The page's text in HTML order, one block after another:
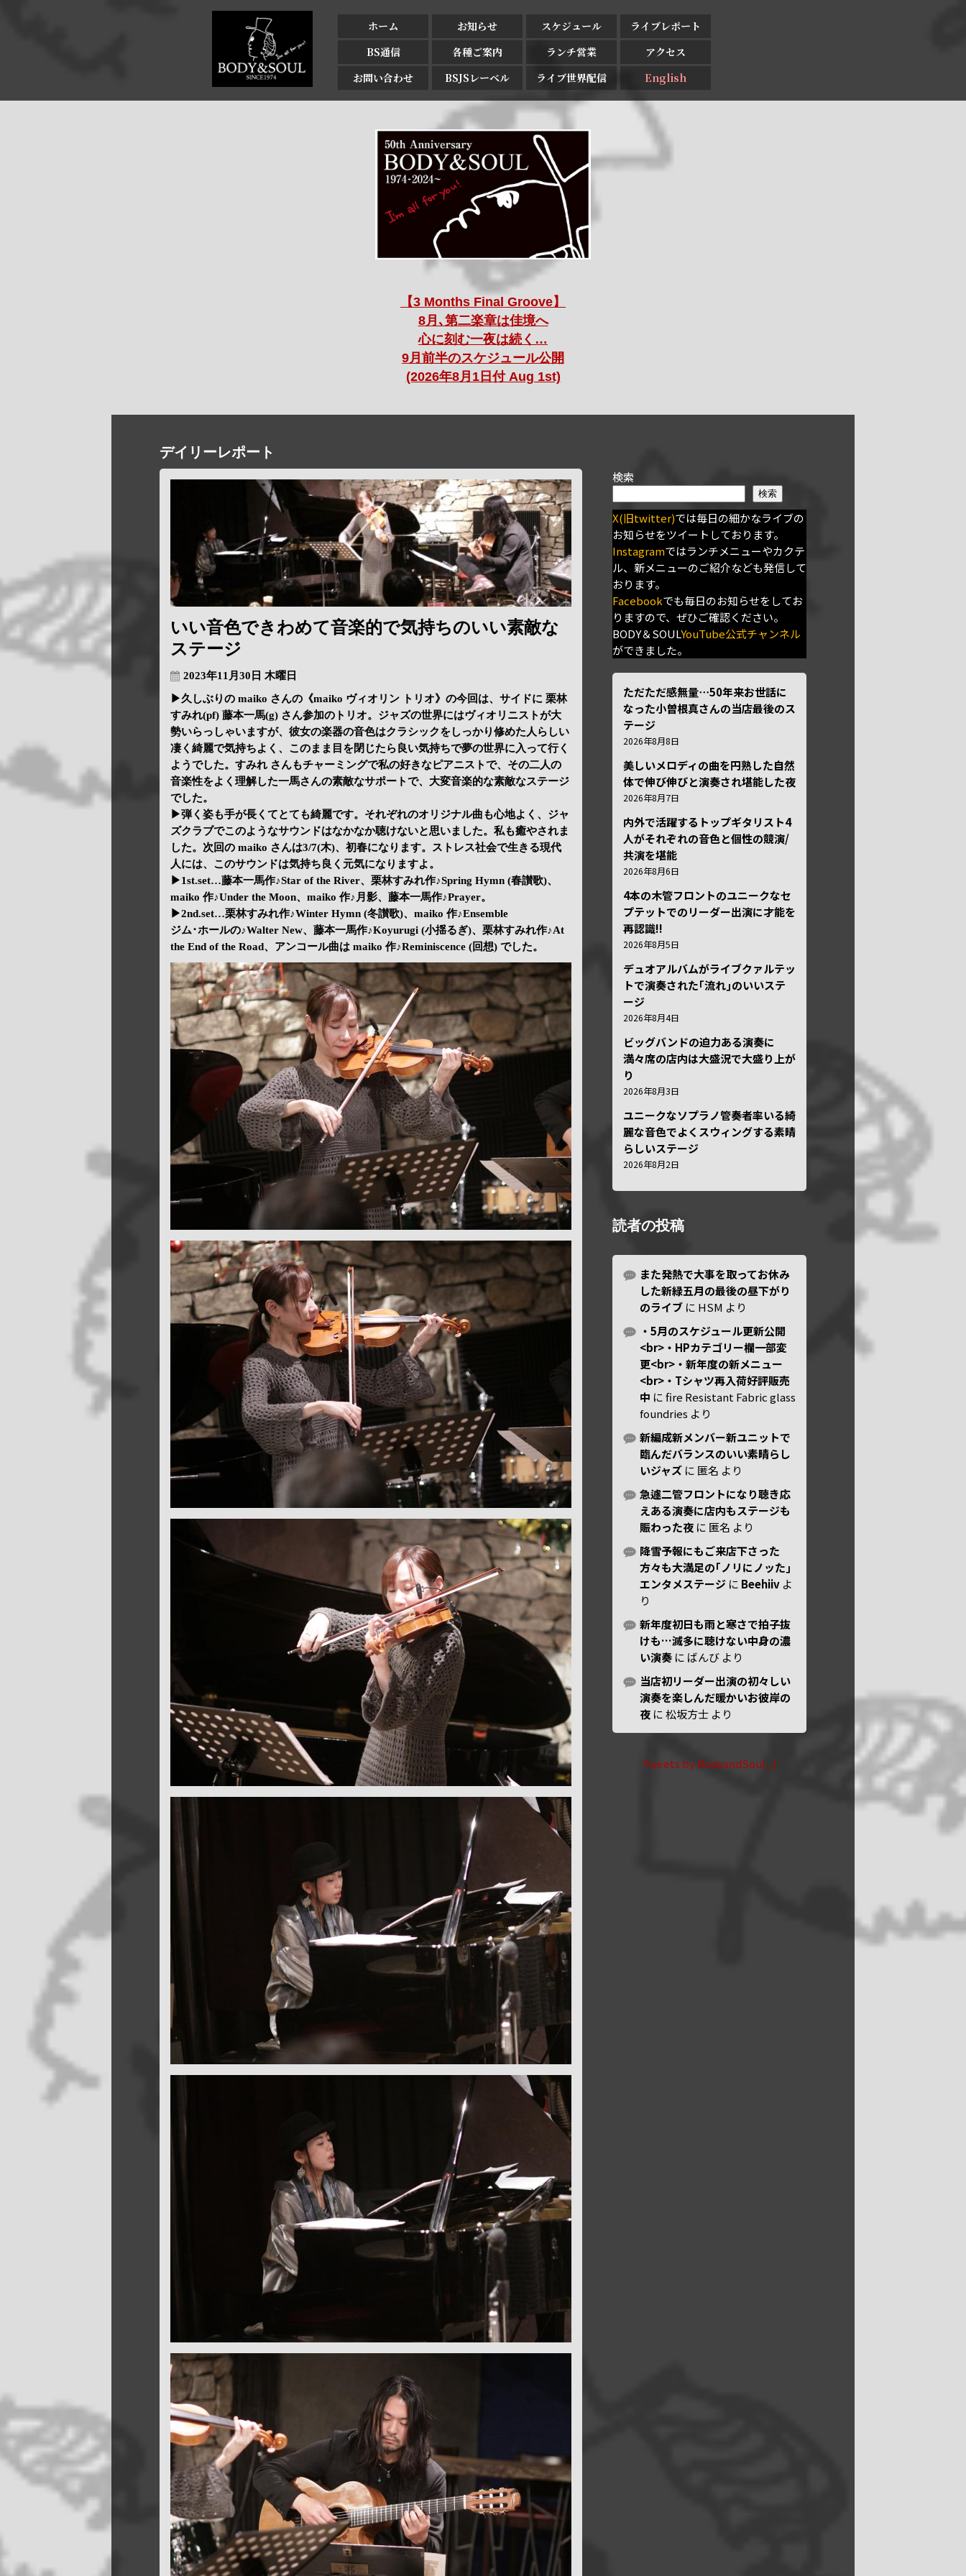
ホーム お知らせ スケジュール
ライブレポート
BS通信
各種ご案内 ランチ営業
アクセス
お問い合わせ
BSJSレーベル ライブ世界配信 English
【3 Months Final Groove】
8月､第二楽章は佳境へ
心に刻む一夜は続く…
9月前半のスケジュール公開
(2026年8月1日付 Aug 1st)
デイリーレポート
いい音色できわめて音楽的で気持ちのいい素敵な
ステージ
2023年11月30日 木曜日
▶久しぶりの maiko さんの《maiko ヴィオリン トリオ》の今回は、サイドに 栗林
すみれ(pf) 藤本一馬(g) さん参加のトリオ。ジャズの世界にはヴィオリニストが大
勢いらっしゃいますが、彼女の楽器の音色はクラシックをしっかり修めた人らしい
凄く綺麗で気持ちよく、このまま目を閉じたら良い気持ちで夢の世界に入って行く
ようでした。すみれ さんもチャーミングで私の好きなピアニストで、その二人の
音楽性をよく理解した一馬さんの素敵なサポートで、大変音楽的な素敵なステージ
でした。
▶弾く姿も手が長くてとても綺麗です。それぞれのオリジナル曲も心地よく、ジャ
ズクラブでこのようなサウンドはなかなか聴けないと思いました。私も癒やされま
した。次回の maiko さんは3/7(木)、初春になります。ストレス社会で生きる現代
人には、このサウンドは気持ち良く元気になりますよ。
▶1st.set…藤本一馬作♪Star of the River、栗林すみれ作♪Spring Hymn (春讃歌)、
maiko 作♪Under the Moon、maiko 作♪月影、藤本一馬作♪Prayer。
▶2nd.set…栗林すみれ作♪Winter Hymn (冬讃歌)、maiko 作♪Ensemble
ジム･ホールの♪Walter New、藤本一馬作♪Koyurugi (小揺るぎ)、栗林すみれ作♪At
the End of the Road、アンコール曲は maiko 作♪Reminiscence (回想) でした。
検索
検索
X(旧twitter)では毎日の細かなライブの
お知らせをツイートしております。
Instagramではランチメニューやカクテ
ル、新メニューのご紹介なども発信して
おります。
Facebookでも毎日のお知らせをしてお
りますので、ぜひご確認ください。
BODY＆SOULYouTube公式チャンネル
ができました。
ただただ感無量⋯50年来お世話に
なった小曽根真さんの当店最後のス
テージ
2026年8月8日
美しいメロディの曲を円熟した自然
体で伸び伸びと演奏され堪能した夜
2026年8月7日
内外で活躍するトップギタリスト4
人がそれぞれの音色と個性の競演/
共演を堪能
2026年8月6日
4本の木管フロントのユニークなセ
プテットでのリーダー出演に才能を
再認識!!
2026年8月5日
デュオアルバムがライブクァルテッ
トで演奏された｢流れ｣のいいステ
ージ
2026年8月4日
ビッグバンドの迫力ある演奏に
満々席の店内は大盛況で大盛り上が
り
2026年8月3日
ユニークなソプラノ管奏者率いる綺
麗な音色でよくスウィングする素晴
らしいステージ
2026年8月2日
読者の投稿
また発熱で大事を取ってお休み
した新緑五月の最後の昼下がり
のライブ に HSM より
・5月のスケジュール更新公開
<br>・HPカテゴリー欄一部変
更<br>・新年度の新メニュー
<br>・Tシャツ再入荷好評販売
中 にfire Resistant Fabric glass
foundries より
新編成新メンバー新ユニットで
臨んだバランスのいい素晴らし
いジャズ に 匿名 より
急遽二管フロントになり聴き応
えある演奏に店内もステージも
賑わった夜 に 匿名 より
降雪予報にもご来店下さった
方々も大満足の｢ノリにノッた｣
エンタメステージ に Beehiiv よ
り
新年度初日も雨と寒さで拍子抜
けも…滅多に聴けない中身の濃
い演奏 に ばんび より
当店初リーダー出演の初々しい
演奏を楽しんだ暖かいお彼岸の
夜 に松坂方士 より
Tweets by BodyandSoul_J